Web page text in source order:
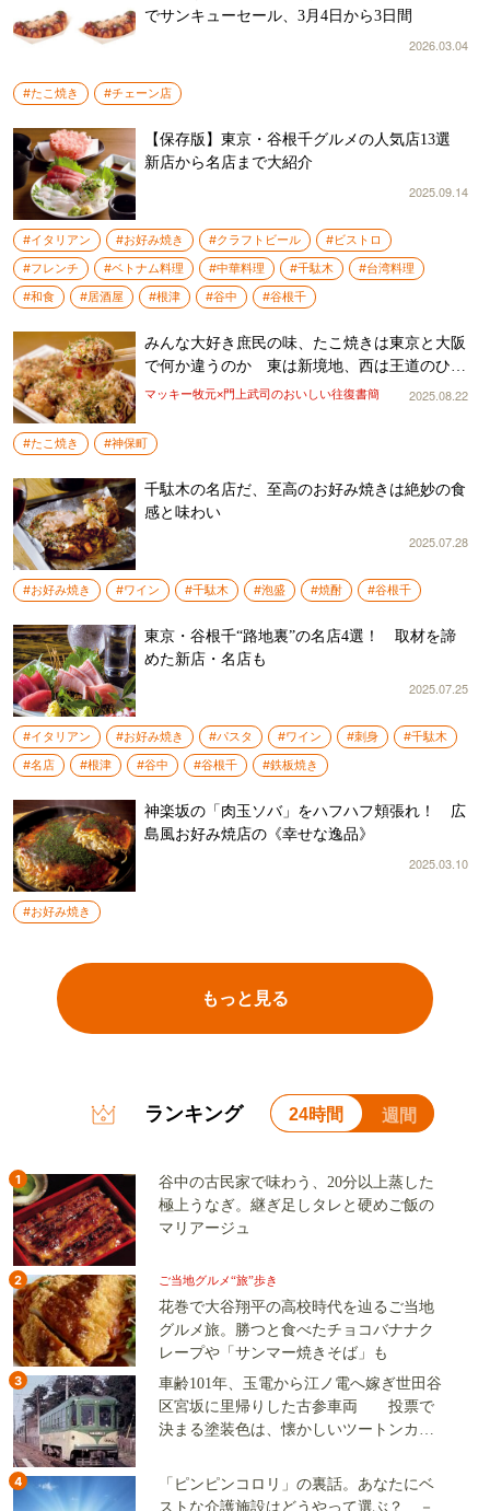
でサンキューセール、3月4日から3日間
2026.03.04
#たこ焼き #チェーン店
【保存版】東京・谷根千グルメの人気店13選
新店から名店まで大紹介
2025.09.14
#イタリアン #お好み焼き #クラフトビール
#ビストロ
#フレンチ
#ベトナム料理 #中華料理 #千駄木
#台湾料理
#和食
#居酒屋 #根津 #谷中 #谷根千
みんな大好き庶民の味、たこ焼きは東京と大阪
で何か違うのか 東は新境地、西は王道のひと
皿
マッキー牧元×門上武司のおいしい往復書簡 2025.08.22
#たこ焼き #神保町
千駄木の名店だ、至高のお好み焼きは絶妙の食
感と味わい
2025.07.28
#お好み焼き #ワイン #千駄木 #泡盛 #焼酎 #谷根千
東京・谷根千“路地裏”の名店4選！ 取材を諦
めた新店・名店も
2025.07.25
#イタリアン #お好み焼き #パスタ #ワイン #刺身
#千駄木
#名店
#根津 #谷中 #谷根千 #鉄板焼き
神楽坂の「肉玉ソバ」をハフハフ頬張れ！ 広
島風お好み焼店の《幸せな逸品》
2025.03.10
#お好み焼き
もっと見る
ランキング 24時間 週間
1
谷中の古民家で味わう、20分以上蒸した
極上うなぎ。継ぎ足しタレと硬めご飯の
マリアージュ
2 ご当地グルメ“旅”歩き
花巻で大谷翔平の高校時代を辿るご当地
グルメ旅。勝つと食べたチョコバナナク
レープや「サンマー焼きそば」も
3
車齢101年、玉電から江ノ電へ嫁ぎ世田谷
区宮坂に里帰りした古参車両 投票で
決まる塗装色は、懐かしいツートンカラ
4
「ピンピンコロリ」の裏話。あなたにベ
ストな介護施設はどうやって選ぶ？ －